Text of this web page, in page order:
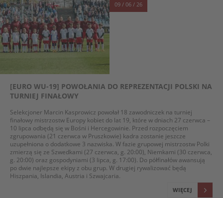
09 / 06 / 26
[EURO WU-19] POWOŁANIA DO REPREZENTACJI POLSKI NA
TURNIEJ FINAŁOWY
Selekcjoner Marcin Kasprowicz powołał 18 zawodniczek na turniej
finałowy mistrzostw Europy kobiet do lat 19, które w dniach 27 czerwca –
10 lipca odbędą się w Bośni i Hercegowinie. Przed rozpoczęciem
zgrupowania (21 czerwca w Pruszkowie) kadra zostanie jeszcze
uzupełniona o dodatkowe 3 nazwiska. W fazie grupowej mistrzostw Polki
zmierzą się ze Szwedkami (27 czerwca, g. 20:00), Niemkami (30 czerwca,
g. 20:00) oraz gospodyniami (3 lipca, g. 17:00). Do półfinałów awansują
po dwie najlepsze ekipy z obu grup. W drugiej rywalizować będą
Hiszpania, Islandia, Austria i Szwajcaria.
WIĘCEJ